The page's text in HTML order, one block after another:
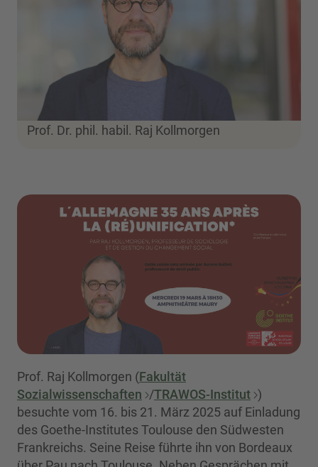
Prof. Dr. phil. habil. Raj Kollmorgen
Prof. Raj Kollmorgen (Fakultät
Sozialwissenschaften /TRAWOS-Institut )
besuchte vom 16. bis 21. März 2025 auf Einladung
des Goethe-Institutes Toulouse den Südwesten
Frankreichs. Seine Reise führte ihn von Bordeaux